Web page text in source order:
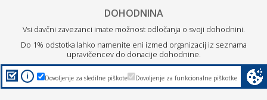
DOHODNINA
Vsi davčni zavezanci imate možnost odločanja o svoji dohodnini.
Do 1% odstotka lahko namenite eni izmed organizacij iz seznama
upravičencev do donacije dohodnine.
Zdonacijo ZPM Maribor boste podprli brezplačne programe
za otroke, mlade in družine.
Dovoljenje za funkcionalne piškotke
Dovoljenje za sledilne piškote
i